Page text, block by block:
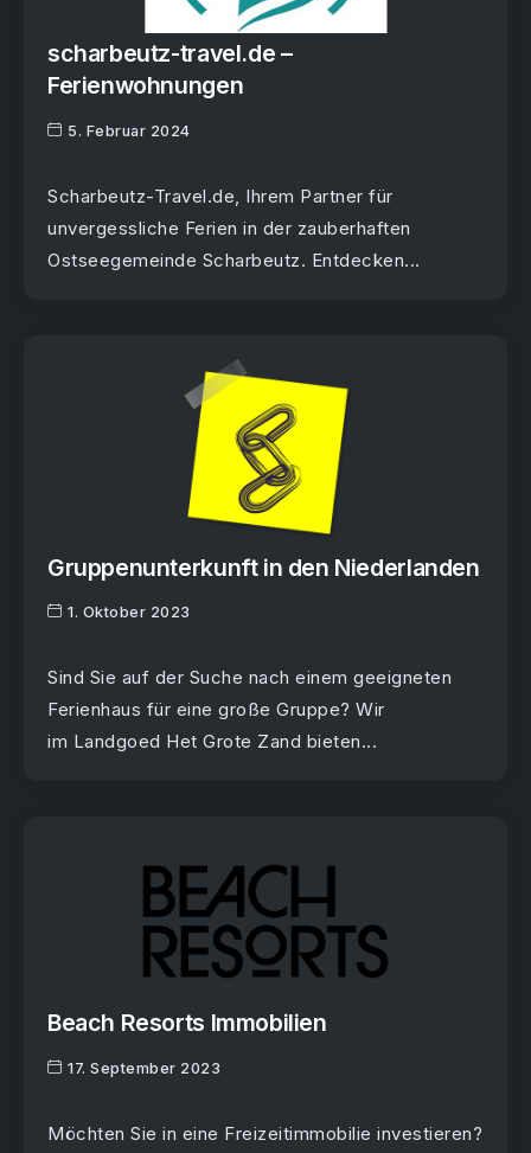
scharbeutz-travel.de –
Ferienwohnungen
5. Februar 2024
Scharbeutz-Travel.de, Ihrem Partner für
unvergessliche Ferien in der zauberhaften
Ostseegemeinde Scharbeutz. Entdecken...
Gruppenunterkunft in den Niederlanden
1. Oktober 2023
Sind Sie auf der Suche nach einem geeigneten
Ferienhaus für eine große Gruppe? Wir
im Landgoed Het Grote Zand bieten...
Beach Resorts Immobilien
17. September 2023
Möchten Sie in eine Freizeitimmobilie investieren?